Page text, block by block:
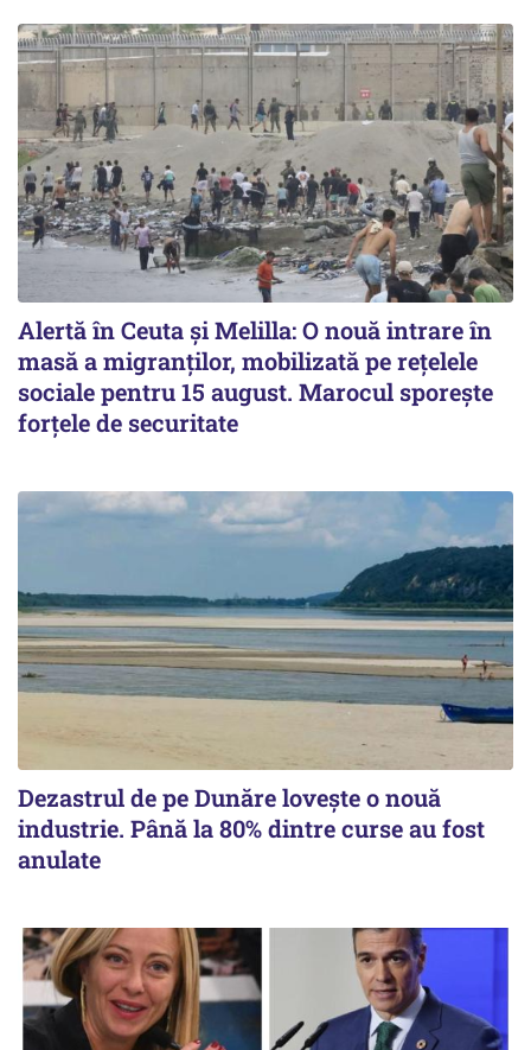
Alertă în Ceuta și Melilla: O nouă intrare în
masă a migranților, mobilizată pe rețelele
sociale pentru 15 august. Marocul sporește
forțele de securitate
Dezastrul de pe Dunăre lovește o nouă
industrie. Până la 80% dintre curse au fost
anulate